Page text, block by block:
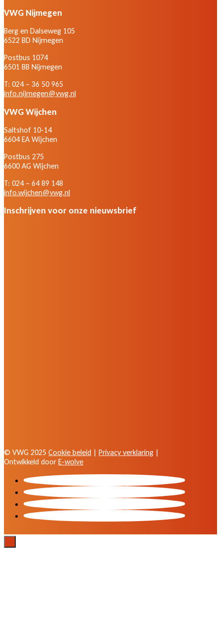
VWG Nijmegen
Berg en Dalseweg 105
6522 BD Nijmegen
Postbus 1074
6501 BB Nijmegen
T: 024 – 36 50 965
info.nijmegen@vwg.nl
VWG Wijchen
Saltshof 10-14
6604 EA Wijchen
Postbus 275
6600 AG Wijchen
T: 024 – 64 89 148
info.wijchen@vwg.nl
Inschrijven voor onze nieuwsbrief
© VWG 2025 Cookie beleid | Privacy verklaring |
Ontwikkeld door E-wolve